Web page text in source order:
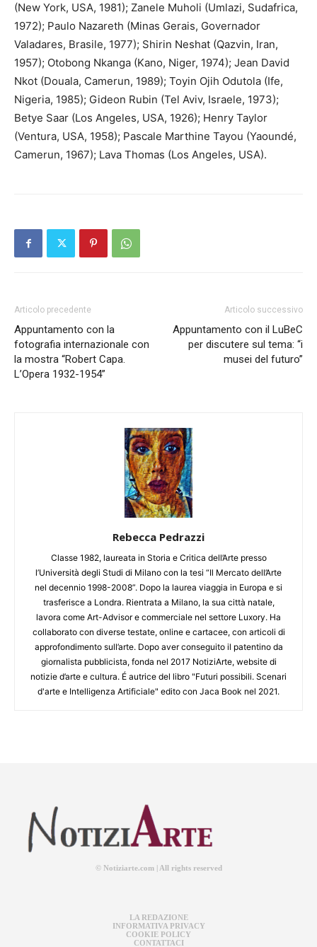
(New York, USA, 1981); Zanele Muholi (Umlazi, Sudafrica,
1972); Paulo Nazareth (Minas Gerais, Governador
Valadares, Brasile, 1977); Shirin Neshat (Qazvin, Iran,
1957); Otobong Nkanga (Kano, Niger, 1974); Jean David
Nkot (Douala, Camerun, 1989); Toyin Ojih Odutola (Ife,
Nigeria, 1985); Gideon Rubin (Tel Aviv, Israele, 1973);
Betye Saar (Los Angeles, USA, 1926); Henry Taylor
(Ventura, USA, 1958); Pascale Marthine Tayou (Yaoundé,
Camerun, 1967); Lava Thomas (Los Angeles, USA).
Articolo precedente
Appuntamento con la
fotografia internazionale con
la mostra “Robert Capa.
L’Opera 1932-1954”
Articolo successivo
Appuntamento con il LuBeC
per discutere sul tema: “i
musei del futuro”
Rebecca Pedrazzi
Classe 1982, laureata in Storia e Critica dell’Arte presso
l’Università degli Studi di Milano con la tesi “Il Mercato dell’Arte
nel decennio 1998-2008”. Dopo la laurea viaggia in Europa e si
trasferisce a Londra. Rientrata a Milano, la sua città natale,
lavora come Art-Advisor e commerciale nel settore Luxory. Ha
collaborato con diverse testate, online e cartacee, con articoli di
approfondimento sull’arte. Dopo aver conseguito il patentino da
giornalista pubblicista, fonda nel 2017 NotiziArte, website di
notizie d’arte e cultura. É autrice del libro "Futuri possibili. Scenari
d'arte e Intelligenza Artificiale" edito con Jaca Book nel 2021.
© Notiziarte.com | All rights reserved
LA REDAZIONE
INFORMATIVA PRIVACY
COOKIE POLICY
CONTATTACI